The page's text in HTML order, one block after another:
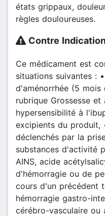
états grippaux,
règles douloureuses.
Contre
Ce médicament est
situations suivantes :
d'aménorrhée (5
rubrique Grossesse et
hypersensibilité à
excipients du produit,
déclenchés par la
substances d'activité
AINS, acide
d'hémorragie ou de
cours d'un précédent
hémorragie gastro-
cérébro-vasculaire ou